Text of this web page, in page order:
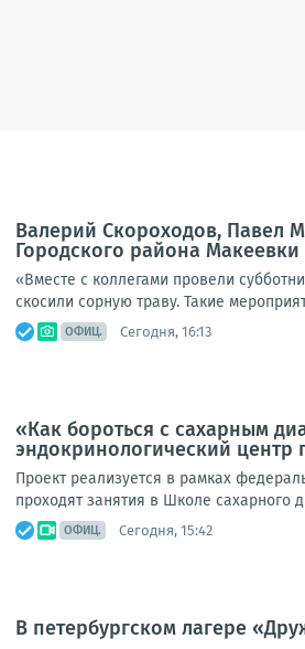
Валерий Скороходов, Павел
Городского района Макеевки
«Вместе с коллегами провели
скосили сорную траву. Такие
ОФИЦ. Сегодня, 16:13
«Как бороться с сахарным
эндокринологический центр
Проект реализуется в рамках
проходят занятия в Школе сахарного
ОФИЦ. Сегодня, 15:42
В петербургском лагере